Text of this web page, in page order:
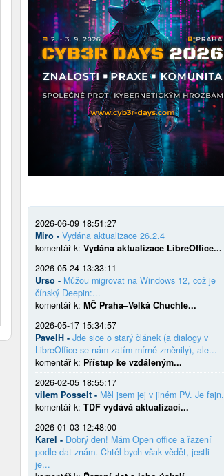
2026-06-09 18:51:27
Miro - Vydána aktualizace 26.2.4
komentář k: Vydána aktualizace LibreOffice...
2026-05-24 13:33:11
Urso - Můžou migrovat na Windows 12, což je
čínský Deepin:...
komentář k: MČ Praha–Velká Chuchle...
2026-05-17 15:34:57
PavelH - Jde sice o starý článek (a dialogy v
LibreOffice se nám zatím mírně změnily), ale...
komentář k: Přístup ke vzdáleným...
2026-02-05 18:55:17
vilem Posselt - Měl jsem jej v jiném PV. Je fajn.
komentář k: TDF vydává aktualizaci...
2026-01-03 12:48:00
Karel - Dobrý den! Mám Open office a řazení
podle dat znám. Chtěl bych však vědět, jestli
je...